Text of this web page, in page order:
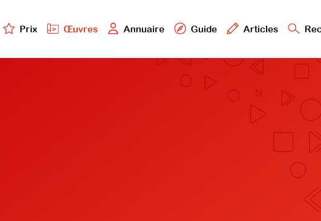
Prix Œuvres Annuaire Guide Articles